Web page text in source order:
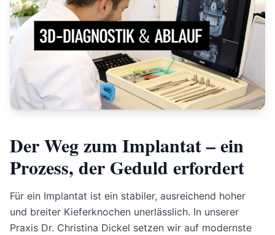
Der Weg zum Implantat – ein
Prozess, der Geduld erfordert
Für ein Implantat ist ein stabiler, ausreichend hoher
und breiter Kieferknochen unerlässlich. In unserer
Praxis Dr. Christina Dickel setzen wir auf modernste